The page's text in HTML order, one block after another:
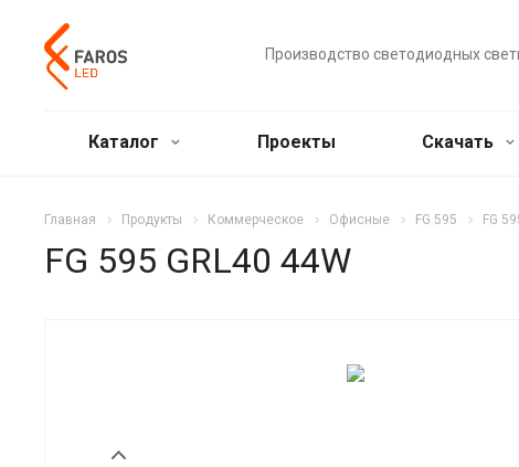
Производство светодиодных
Каталог Проекты Скачать
Главная Продукты Коммерческое Офисные FG 595 FG
FG 595 GRL40 44W